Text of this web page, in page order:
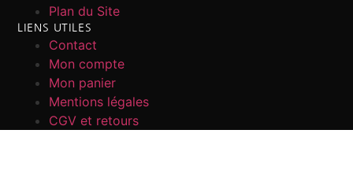
Plan du Site
LIENS UTILES
Contact
Mon compte
Mon panier
Mentions légales
CGV et retours